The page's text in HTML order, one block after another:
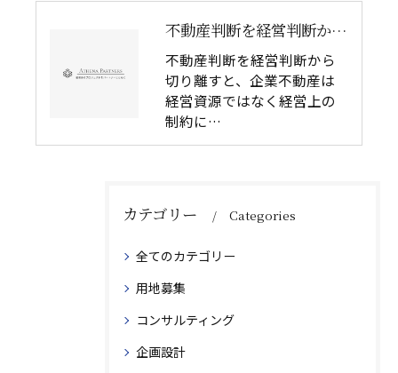
不動産判断を経営判断から切り離してはいけない理由｜企業不動産を物件単体で考えるリスク
不動産判断を経営判断から
切り離すと、企業不動産は
経営資源ではなく経営上の
制約に…
カテゴリー Categories
全てのカテゴリー
用地募集
コンサルティング
企画設計